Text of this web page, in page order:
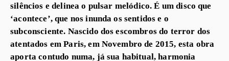
silêncios e delinea o pulsar melódico. É um disco que
‘acontece’, que nos inunda os sentidos e o
subconsciente. Nascido dos escombros do terror dos
atentados em Paris, em Novembro de 2015, esta obra
aporta contudo numa, já sua habitual, harmonia